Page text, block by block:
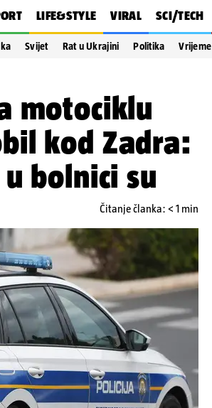
LIFE&STYLE VIRAL SCI/TECH
Svijet Rat u Ukrajini Politika Vrijeme
motociklu
kod Zadra:
bolnici su
Čitanje članka: < 1 min